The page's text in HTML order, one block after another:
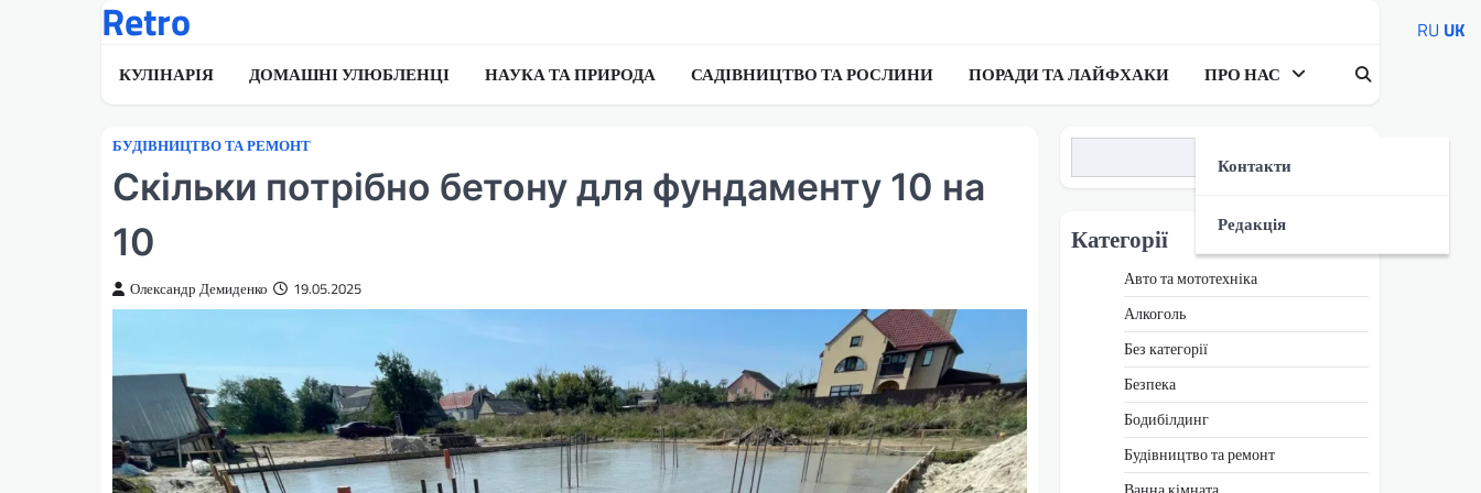
Retro
КУЛІНАРІЯ ДОМАШНІ УЛЮБЛЕНЦІ НАУКА ТА ПРИРОДА САДІВНИЦТВО ТА РОСЛИНИ ПОРАДИ ТА ЛАЙФХАКИ ПРО НАС
Контакти
Редакція
БУДІВНИЦТВО ТА РЕМОНТ
Скільки потрібно бетону для фундаменту 10 на
10
Олександр Демиденко 19.05.2025
Категорії
Авто та мототехніка
Алкоголь
Без категорії
Безпека
Бодибілдинг
Будівництво та ремонт
RU UK